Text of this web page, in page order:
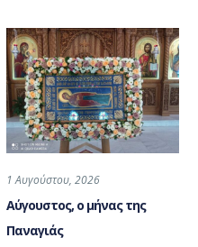
1 Αυγούστου, 2026
Αύγουστος, ο μήνας της
Παναγιάς